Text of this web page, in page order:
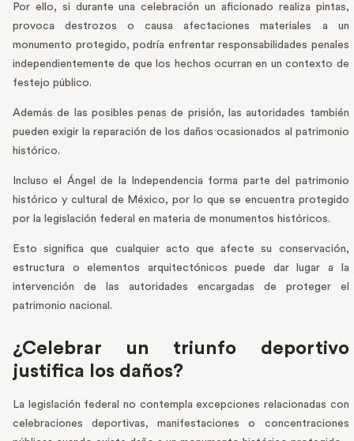
Por ello, si durante una celebración un aficionado realiza pintas,
provoca destrozos o causa afectaciones materiales a un
monumento protegido, podría enfrentar responsabilidades penales
independientemente de que los hechos ocurran en un contexto de
festejo público.
Además de las posibles penas de prisión, las autoridades también
pueden exigir la reparación de los daños ocasionados al patrimonio
histórico.
Incluso el Ángel de la Independencia forma parte del patrimonio
histórico y cultural de México, por lo que se encuentra protegido
por la legislación federal en materia de monumentos históricos.
Esto significa que cualquier acto que afecte su conservación,
estructura o elementos arquitectónicos puede dar lugar a la
intervención de las autoridades encargadas de proteger el
patrimonio nacional.
¿Celebrar un triunfo deportivo
justifica los daños?
La legislación federal no contempla excepciones relacionadas con
celebraciones deportivas, manifestaciones o concentraciones